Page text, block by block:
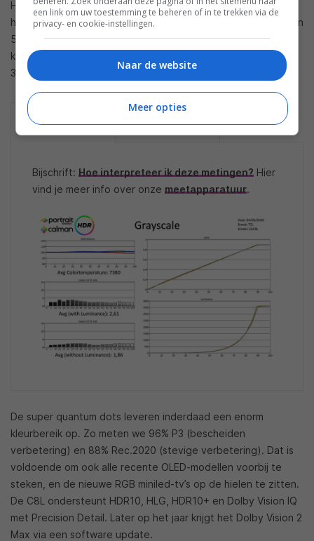
HDR10 Filmmaker Mode, gaat de meter naar 3764 nits, en op
het 2%- en 5%-venster zelfs nog naar respectievelijk 4570 en
5529 nits. Het volledig witte scherm levert 674 nits. Dat zijn
knappe prestaties. Vooral het feit dat de tv probleemloos
3500 nits haalt, is een plus voor HDR-beelden.
METINGEN HDR -
GRAYSCALE
LUMINANCE
Bijschrift: Hoe interpreteer ik deze metingen? Hier
vind je meer info over onze meetapparatuur.
De super quantum dots leveren inderdaad een enorm
kleurbereik op. Zo meten we 96% P3 (bescheiden
verbetering) en 88% Rec.2020 (stevige verbetering). Dat is
voldoende om ook alle recente OLED-modellen voorbij te
steken, en de nieuwe RGB miniled-tv’s op de hielen te zitten.
De C8L ondersteunt HDR10, HLG, HDR10+ en Dolby Vision IQ
met Precision Detail. Later op het jaar krijgt het Dolby Vision 2
Max via een software update.
een link om uw toestemming te beheren of in te trekken via de
privacy- en cookie-instellingen.
Naar de website
Meer opties